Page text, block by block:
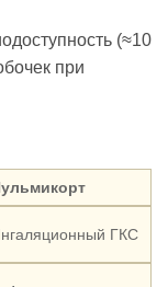
(≈10
при
ГКС